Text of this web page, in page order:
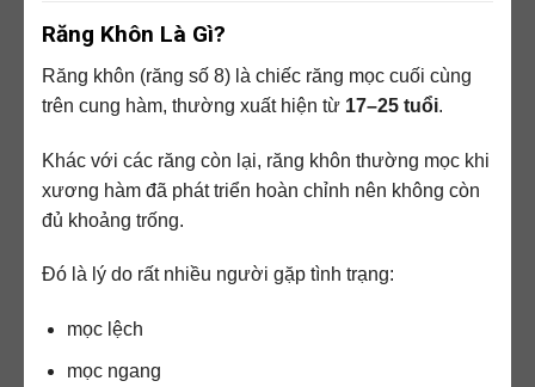
Răng Khôn Là Gì?
Răng khôn (răng số 8) là chiếc răng mọc cuối cùng
trên cung hàm, thường xuất hiện từ 17–25 tuổi.
Khác với các răng còn lại, răng khôn thường mọc khi
xương hàm đã phát triển hoàn chỉnh nên không còn
đủ khoảng trống.
Đó là lý do rất nhiều người gặp tình trạng:
mọc lệch
mọc ngang